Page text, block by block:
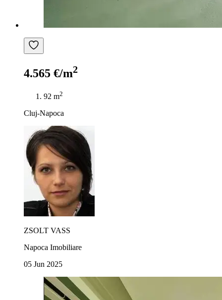
4.565 €/m2
92 m2
Cluj-Napoca
ZSOLT VASS
Napoca Imobiliare
05 Jun 2025